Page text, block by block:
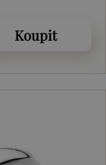
Koupit